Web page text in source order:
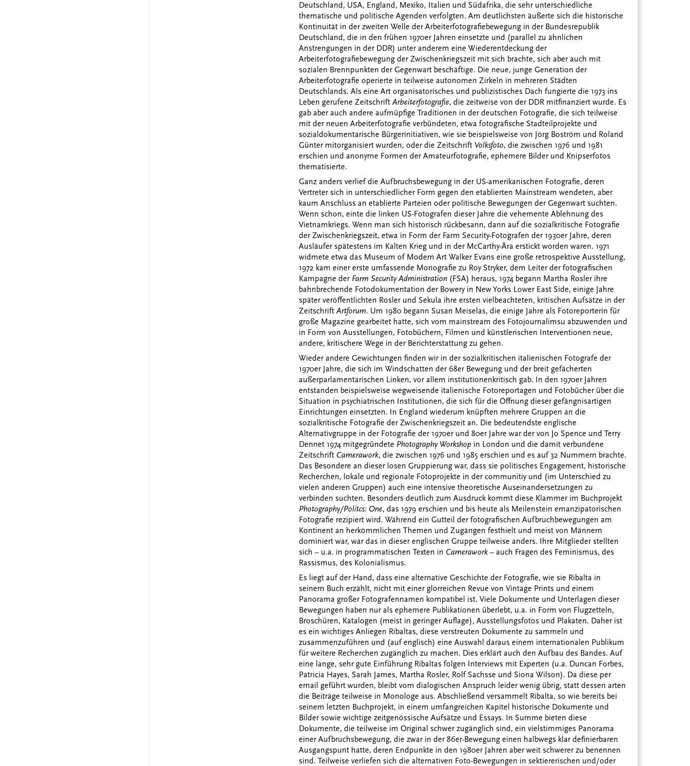
Deutschland, USA, England, Mexiko, Italien und Südafrika, die sehr unterschiedliche
thematische und politische Agenden verfolgten. Am deutlichsten äußerte sich die historische
Kontinuität in der zweiten Welle der Arbeiterfotografiebewegung in der Bundesrepublik
Deutschland, die in den frühen 1970er Jahren einsetzte und (parallel zu ähnlichen
Anstrengungen in der DDR) unter anderem eine Wiederentdeckung der
Arbeiterfotografiebewegung der Zwischenkriegszeit mit sich brachte, sich aber auch mit
sozialen Brennpunkten der Gegenwart beschäftige. Die neue, junge Generation der
Arbeiterfotografie operierte in teilweise autonomen Zirkeln in mehreren Städten
Deutschlands. Als eine Art organisatorisches und publizistisches Dach fungierte die 1973 ins
Leben gerufene Zeitschrift Arbeiterfotografie, die zeitweise von der DDR mitfinanziert wurde. Es
gab aber auch andere aufmüpfige Traditionen in der deutschen Fotografie, die sich teilweise
mit der neuen Arbeiterfotografie verbündeten, etwa fotografische Stadteilprojekte und
sozialdokumentarische Bürgerinitiativen, wie sie beispielsweise von Jörg Boström und Roland
Günter mitorganisiert wurden, oder die Zeitschrift Volksfoto, die zwischen 1976 und 1981
erschien und anonyme Formen der Amateurfotografie, ephemere Bilder und Knipserfotos
thematisierte.
Ganz anders verlief die Aufbruchsbewegung in der US-amerikanischen Fotografie, deren
Vertreter sich in unterschiedlicher Form gegen den etablierten Mainstream wendeten, aber
kaum Anschluss an etablierte Parteien oder politische Bewegungen der Gegenwart suchten.
Wenn schon, einte die linken US-Fotografen dieser Jahre die vehemente Ablehnung des
Vietnamkriegs. Wenn man sich historisch rückbesann, dann auf die sozialkritische Fotografie
der Zwischenkriegszeit, etwa in Form der Farm Security-Fotografen der 1930er Jahre, deren
Ausläufer spätestens im Kalten Krieg und in der McCarthy-Ära erstickt worden waren. 1971
widmete etwa das Museum of Modern Art Walker Evans eine große retrospektive Ausstellung,
1972 kam einer erste umfassende Monografie zu Roy Stryker, dem Leiter der fotografischen
Kampagne der Farm Security Administration (FSA) heraus, 1974 begann Martha Rosler ihre
bahnbrechende Fotodokumentation der Bowery in New Yorks Lower East Side, einige Jahre
später veröffentlichten Rosler und Sekula ihre ersten vielbeachteten, kritischen Aufsätze in der
Zeitschrift Artforum. Um 1980 begann Susan Meiselas, die einige Jahre als Fotoreporterin für
große Magazine gearbeitet hatte, sich vom mainstream des Fotojournalimsu abzuwenden und
in Form von Ausstellungen, Fotobüchern, Filmen und künstlerischen Interventionen neue,
andere, kritischere Wege in der Berichterstattung zu gehen.
Wieder andere Gewichtungen finden wir in der sozialkritischen italienischen Fotografe der
1970er Jahre, die sich im Windschatten der 68er Bewegung und der breit gefächerten
außerparlamentarischen Linken, vor allem institutionenkritisch gab. In den 1970er Jahren
entstanden beispielsweise wegweisende italienische Fotoreportagen und Fotobücher über die
Situation in psychiatrischen Institutionen, die sich für die Öffnung dieser gefängnisartigen
Einrichtungen einsetzten. In England wiederum knüpften mehrere Gruppen an die
sozialkritische Fotografie der Zwischenkriegszeit an. Die bedeutendste englische
Alternativgruppe in der Fotografie der 1970er und 80er Jahre war der von Jo Spence und Terry
Dennet 1974 mitgegründete Photography Workshop in London und die damit verbundene
Zeitschrift Camerawork, die zwischen 1976 und 1985 erschien und es auf 32 Nummern brachte.
Das Besondere an dieser losen Gruppierung war, dass sie politisches Engagement, historische
Recherchen, lokale und regionale Fotoprojekte in der communitiy und (im Unterschied zu
vielen anderen Gruppen) auch eine intensive theoretische Auseinandersetzungen zu
verbinden suchten. Besonders deutlich zum Ausdruck kommt diese Klammer im Buchprojekt
Photography/Politcs: One, das 1979 erschien und bis heute als Meilenstein emanzipatorischen
Fotografie rezipiert wird. Während ein Gutteil der fotografischen Aufbruchbewegungen am
Kontinent an herkömmlichen Themen und Zugängen festhielt und meist von Männern
dominiert war, war das in dieser englischen Gruppe teilweise anders. Ihre Mitglieder stellten
sich – u.a. in programmatischen Texten in Camerawork – auch Fragen des Feminismus, des
Rassismus, des Kolonialismus.
Es liegt auf der Hand, dass eine alternative Geschichte der Fotografie, wie sie Ribalta in
seinem Buch erzählt, nicht mit einer glorreichen Revue von Vintage Prints und einem
Panorama großer Fotografennamen kompatibel ist. Viele Dokumente und Unterlagen dieser
Bewegungen haben nur als ephemere Publikationen überlebt, u.a. in Form von Flugzetteln,
Broschüren, Katalogen (meist in geringer Auflage), Ausstellungsfotos und Plakaten. Daher ist
es ein wichtiges Anliegen Ribaltas, diese verstreuten Dokumente zu sammeln und
zusammenzuführen und (auf englisch) eine Auswahl daraus einem internationalen Publikum
für weitere Recherchen zugänglich zu machen. Dies erklärt auch den Aufbau des Bandes. Auf
eine lange, sehr gute Einführung Ribaltas folgen Interviews mit Experten (u.a. Duncan Forbes,
Patricia Hayes, Sarah James, Martha Rosler, Rolf Sachsse und Siona Wilson). Da diese per
email geführt wurden, bleibt vom dialogischen Anspruch leider wenig übrig, statt dessen arten
die Beiträge teilweise in Monologe aus. Abschließend versammelt Ribalta, so wie bereits bei
seinem letzten Buchprojekt, in einem umfangreichen Kapitel historische Dokumente und
Bilder sowie wichtige zeitgenössische Aufsätze und Essays. In Summe bieten diese
Dokumente, die teilweise im Original schwer zugänglich sind, ein vielstimmiges Panorama
einer Aufbruchsbewegung, die zwar in der 86er-Bewegung einen halbwegs klar definierbaren
Ausgangspunt hatte, deren Endpunkte in den 1980er Jahren aber weit schwerer zu benennen
sind. Teilweise verliefen sich die alternativen Foto-Bewegungen in sektiererischen und/oder